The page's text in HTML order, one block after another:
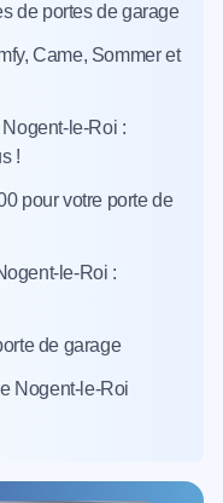
de portes de garage
Came, Sommer et
le-Roi :
!
pour votre porte de
le-Roi :
de garage
Nogent-le-Roi